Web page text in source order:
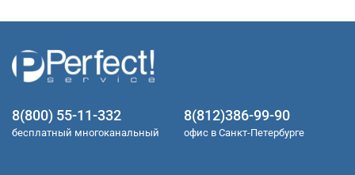
8(800) 55-11-332
бесплатный многоканальный
8(812)386-99-90
офис в Санкт-Петербурге